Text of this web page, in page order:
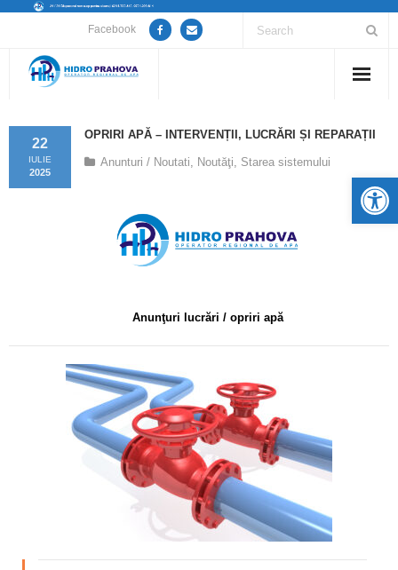
Facebook
Despre noi
Guvernanță Corporativă
Informații de interes public
Calitatea apei
Comunicare
OPRIRI APĂ – INTERVENȚII, LUCRĂRI ȘI REPARAȚII
22
IULIE
2025
Anunturi / Noutati, Noutăţi, Starea sistemului
Anunţuri lucrări / opriri apă